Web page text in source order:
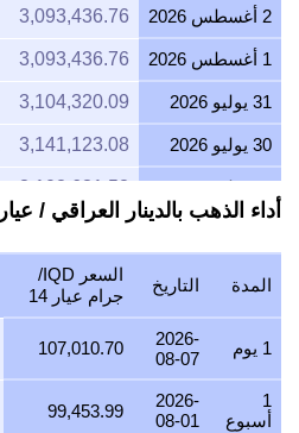
2 أغسطس 2026 3,093,436.76
1 أغسطس 2026 3,093,436.76
31 يوليو 2026 3,104,320.09
30 يوليو 2026 3,141,123.08
29 يوليو 2026 3,102,631.58
3,089,888.01
27 يوليو 2026 3,127,959.18
26 يوليو 2026 3,103,639.16
25 يوليو 2026 3,103,639.16
24 يوليو 2026 3,114,292.77
أداء الذهب بالدينار العراقي / عيار 14 جرام
المدة التاريخ
السعر IQD/
جرام عيار 14
1 يوم
2026-
08-07
107,010.70
1
أسبوع
2026-
08-01
99,453.99